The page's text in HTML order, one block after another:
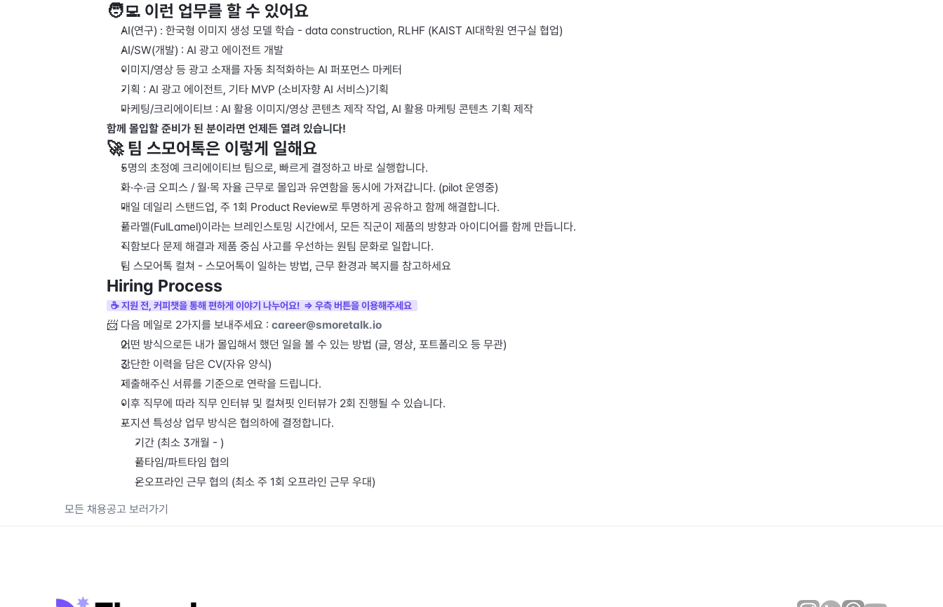
🧑‍💻 이런 업무를 할 수 있어요
AI(연구) : 한국형 이미지 생성 모델 학습 - data construction, RLHF (KAIST AI대학원 연구실 협업)
AI/SW(개발) : AI 광고 에이전트 개발
이미지/영상 등 광고 소재를 자동 최적화하는 AI 퍼포먼스 마케터
기획 : AI 광고 에이전트, 기타 MVP (소비자향 AI 서비스)기획
마케팅/크리에이티브 : AI 활용 이미지/영상 콘텐츠 제작 작업, AI 활용 마케팅 콘텐츠 기획 제작
함께 몰입할 준비가 된 분이라면 언제든 열려 있습니다!
🚀 팀 스모어톡은 이렇게 일해요
5명의 초정예 크리에이티브 팀으로, 빠르게 결정하고 바로 실행합니다.
화·수·금 오피스 / 월·목 자율 근무로 몰입과 유연함을 동시에 가져갑니다. (pilot 운영중)
매일 데일리 스탠드업, 주 1회 Product Review로 투명하게 공유하고 함께 해결합니다.
풀라멜(FulLamel)이라는 브레인스토밍 시간에서, 모든 직군이 제품의 방향과 아이디어를 함께 만듭니다.
직함보다 문제 해결과 제품 중심 사고를 우선하는 원팀 문화로 일합니다.
팀 스모어톡 컬쳐 - 스모어톡이 일하는 방법, 근무 환경과 복지를 참고하세요
Hiring Process
☕️ 지원 전, 커피챗을 통해 편하게 이야기 나누어요!  => 우측 버튼을 이용해주세요
📨 다음 메일로 2가지를 보내주세요 : career@smoretalk.io
어떤 방식으로든 내가 몰입해서 했던 일을 볼 수 있는 방법 (글, 영상, 포트폴리오 등 무관)
간단한 이력을 담은 CV(자유 양식)
제출해주신 서류를 기준으로 연락을 드립니다.
이후 직무에 따라 직무 인터뷰 및 컬쳐핏 인터뷰가 2회 진행될 수 있습니다.
포지션 특성상 업무 방식은 협의하에 결정합니다.
기간 (최소 3개월 - )
풀타임/파트타임 협의
온오프라인 근무 협의 (최소 주 1회 오프라인 근무 우대)
모든 채용공고 보러가기